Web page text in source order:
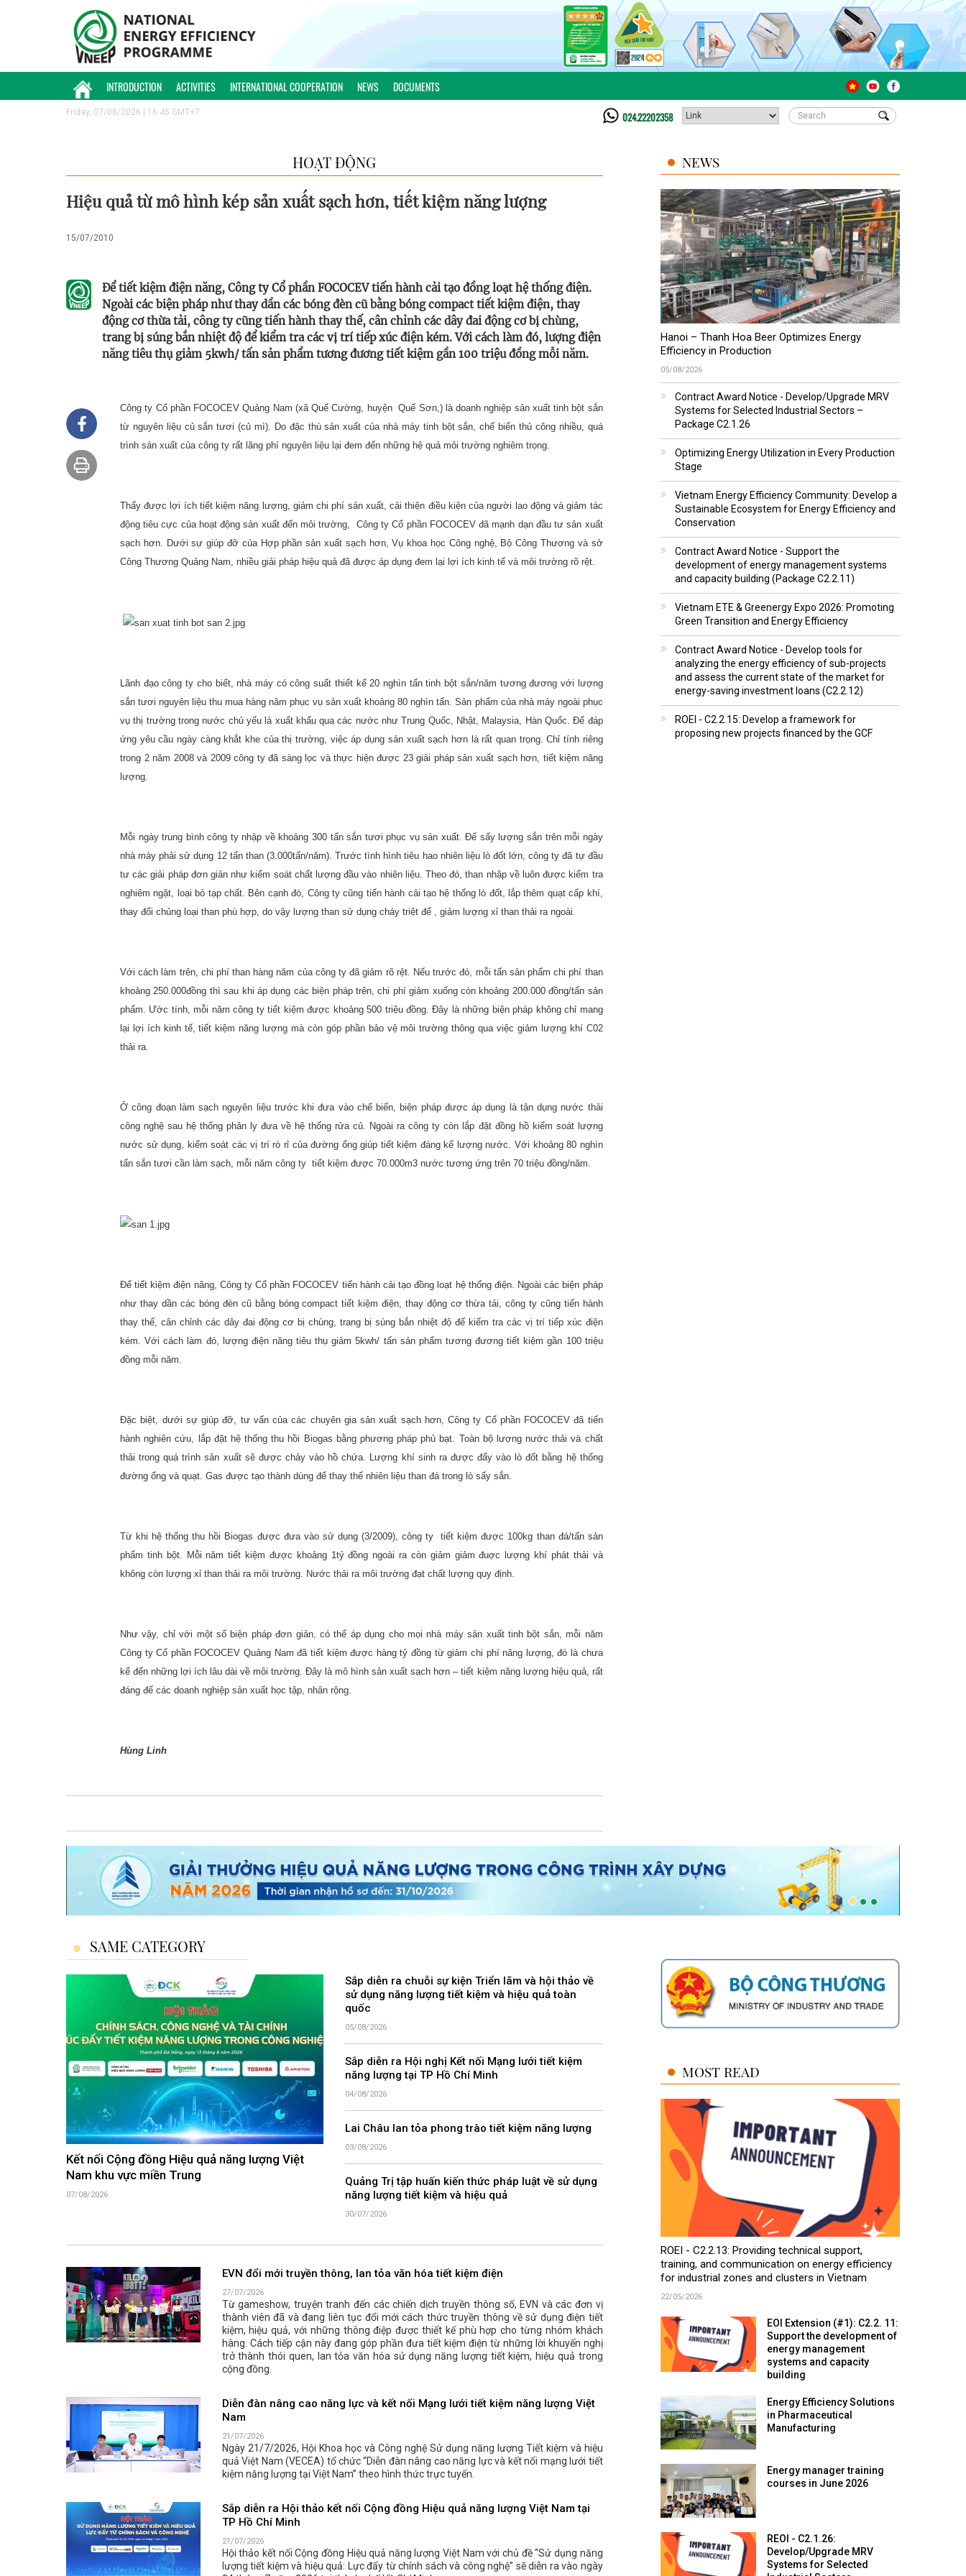
INTRODUCTION ACTIVITIES INTERNATIONAL COOPERATION NEWS DOCUMENTS
Friday, 07/08/2026 | 16:45 GMT+7 024.22202358
HOẠT ĐỘNG
Hiệu quả từ mô hình kép sản xuất sạch hơn, tiết kiệm năng lượng
15/07/2010
Để tiết kiệm điện năng, Công ty Cổ phần FOCOCEV tiến hành cải tạo đồng loạt hệ thống điện.
Ngoài các biện pháp như thay dần các bóng đèn cũ bằng bóng compact tiết kiệm điện, thay
động cơ thừa tải, công ty cũng tiến hành thay thế, cân chỉnh các dây đai động cơ bị chùng,
trang bị súng bắn nhiệt độ để kiểm tra các vị trí tiếp xúc điện kém. Với cách làm đó, lượng điện
năng tiêu thụ giảm 5kwh/ tấn sản phẩm tương đương tiết kiệm gần 100 triệu đồng mỗi năm.
Công ty Cổ phần FOCOCEV Quảng Nam (xã Quế Cường, huyện Quế Sơn,) là doanh nghiệp sản xuất tinh bột sắn
từ nguyên liệu củ sắn tươi (củ mì). Do đặc thù sản xuất của nhà máy tinh bột sắn, chế biến thủ công nhiều, quá
trình sản xuất của công ty rất lãng phí nguyên liệu lại đem đến những hệ quả môi trường nghiêm trọng.
Thấy được lợi ích tiết kiệm năng lượng, giảm chi phí sản xuất, cải thiện điều kiện của người lao động và giảm tác
động tiêu cực của hoạt động sản xuất đến môi trường,
Công ty Cổ phần FOCOCEV đã mạnh dạn đầu tư sản xuất
sạch hơn. Dưới sự giúp đỡ của Hợp phần sản xuất sạch hơn, Vụ khoa học Công nghệ, Bộ Công Thương và sở
Công Thương Quảng Nam, nhiều giải pháp hiệu quả đã được áp dụng đem lại lợi ích kinh tế và môi trường rõ rệt.
Lãnh đạo công ty cho biết, nhà máy có công suất thiết kế 20 nghìn tấn tinh bột sắn/năm tương đương với lượng
sắn tươi nguyên liệu thu mua hàng năm phục vụ sản xuất khoảng 80 nghìn tấn. Sản phẩm của nhà máy ngoài phục
vụ thị trường trong nước chủ yếu là xuất khẩu qua các nước như Trung Quốc, Nhật, Malaysia, Hàn Quốc. Để đáp
ứng yêu cầu ngày càng khắt khe của thị trường, việc áp dụng sản xuất sạch hơn là rất quan trọng. Chỉ tính riêng
trong 2 năm 2008 và 2009 công ty đã sàng lọc và thực hiện được 23 giải pháp sản xuất sạch hơn, tiết kiệm năng
lượng.
Mỗi ngày trung bình công ty nhập về khoảng 300 tấn sắn tươi phục vụ sản xuất. Để sấy lượng sắn trên mỗi ngày
nhà máy phải sử dụng 12 tấn than (3.000tấn/năm). Trước tình hình tiêu hao nhiên liệu lò đốt lớn, công ty đã tự đầu
tư các giải pháp đơn giản như kiểm soát chất lượng đầu vào nhiên liệu. Theo đó, than nhập về luôn được kiểm tra
nghiêm ngặt, loại bỏ tạp chất. Bên cạnh đó, Công ty cũng tiến hành cải tạo hệ thống lò đốt, lắp thêm quạt cấp khí,
thay đổi chủng loại than phù hợp, do vậy lượng than sử dụng cháy triệt để , giảm lượng xỉ than thải ra ngoài.
Với cách làm trên, chi phí than hàng năm của công ty đã giảm rõ rệt. Nếu trước đó, mỗi tấn sản phẩm chi phí than
khoảng 250.000đồng thì sau khi áp dụng các biện pháp trên, chi phí giảm xuống còn khoảng 200.000 đồng/tấn sản
phẩm. Ước tính, mỗi năm công ty tiết kiệm được khoảng 500 triệu đồng. Đây là những biện pháp không chỉ mang
lại lợi ích kinh tế, tiết kiệm năng lượng mà còn góp phần bảo vệ môi trường thông qua việc giảm lượng khí C02
thải ra.
Ở công đoạn làm sạch nguyên liệu trước khi đưa vào chế biến, biện pháp được áp dụng là tận dụng nước thải
công nghệ sau hệ thống phân ly đưa về hệ thống rửa củ. Ngoài ra công ty còn lắp đặt đồng hồ kiểm soát lượng
nước sử dụng, kiểm soát các vị trí rò rỉ của đường ống giúp tiết kiệm đáng kể lượng nước. Với khoảng 80 nghìn
tấn sắn tươi cần làm sạch, mỗi năm công ty tiết kiệm được 70.000m3 nước tương ứng trên 70 triệu đồng/năm.
Để tiết kiệm điện năng, Công ty Cổ phần FOCOCEV tiến hành cải tạo đồng loạt hệ thống điện. Ngoài các biện pháp
như thay dần các bóng đèn cũ bằng bóng compact tiết kiệm điện, thay động cơ thừa tải, công ty cũng tiến hành
thay thế, cân chỉnh các dây đai động cơ bị chùng, trang bị súng bắn nhiệt độ để kiểm tra các vị trí tiếp xúc điện
kém. Với cách làm đó, lượng điện năng tiêu thụ giảm 5kwh/ tấn sản phẩm tương đương tiết kiệm gần 100 triệu
đồng mỗi năm.
Đặc biệt, dưới sự giúp đỡ, tư vấn của các chuyên gia sản xuất sạch hơn, Công ty Cổ phần FOCOCEV đã tiến
hành nghiên cứu, lắp đặt hệ thống thu hồi Biogas bằng phương pháp phủ bạt. Toàn bộ lượng nước thải và chất
thải trong quá trình sản xuất sẽ được chảy vào hồ chứa. Lượng khí sinh ra được đẩy vào lò đốt bằng hệ thống
đường ống và quạt. Gas được tạo thành dùng để thay thế nhiên liệu than đá trong lò sấy sắn.
Từ khi hệ thống thu hồi Biogas được đưa vào sử dụng (3/2009), công ty
tiết kiệm được 100kg than đá/tấn sản
phẩm tinh bột. Mỗi năm tiết kiệm được khoảng 1tỷ đồng ngoài ra còn giảm giảm đuợc lượng khí phát thải và
không còn lượng xỉ than thải ra môi trường. Nước thải ra môi trường đạt chất lượng quy định.
Như vậy, chỉ với một số biện pháp đơn giản, có thể áp dụng cho mọi nhà máy sản xuất tinh bột sắn, mỗi năm
Công ty Cổ phần FOCOCEV Quảng Nam đã tiết kiệm được hàng tỷ đồng từ giảm chi phí năng lượng, đó là chưa
kể đến những lợi ích lâu dài về môi trường. Đây là mô hình sản xuất sạch hơn – tiết kiệm năng lượng hiệu quả, rất
đáng để các doanh nghiệp sản xuất học tập, nhân rộng.
Hùng Linh
NEWS
Hanoi – Thanh Hoa Beer Optimizes Energy
Efficiency in Production
05/08/2026
Contract Award Notice - Develop/Upgrade MRV
Systems for Selected Industrial Sectors –
Package C2.1.26
Optimizing Energy Utilization in Every Production
Stage
Vietnam Energy Efficiency Community: Develop a
Sustainable Ecosystem for Energy Efficiency and
Conservation
Contract Award Notice - Support the
development of energy management systems
and capacity building (Package C2.2.11)
Vietnam ETE & Greenergy Expo 2026: Promoting
Green Transition and Energy Efficiency
Contract Award Notice - Develop tools for
analyzing the energy efficiency of sub-projects
and assess the current state of the market for
energy-saving investment loans (C2.2.12)
ROEI - C2.2.15: Develop a framework for
proposing new projects financed by the GCF
SAME CATEGORY
Kết nối Cộng đồng Hiệu quả năng lượng Việt
Nam khu vực miền Trung
07/08/2026
Sắp diễn ra chuỗi sự kiện Triển lãm và hội thảo về
sử dụng năng lượng tiết kiệm và hiệu quả toàn
quốc
05/08/2026
Sắp diễn ra Hội nghị Kết nối Mạng lưới tiết kiệm
năng lượng tại TP Hồ Chí Minh
04/08/2026
Lai Châu lan tỏa phong trào tiết kiệm năng lượng
03/08/2026
Quảng Trị tập huấn kiến thức pháp luật về sử dụng
năng lượng tiết kiệm và hiệu quả
30/07/2026
EVN đổi mới truyền thông, lan tỏa văn hóa tiết kiệm điện
27/07/2026
Từ gameshow, truyện tranh đến các chiến dịch truyền thông số, EVN và các đơn vị
thành viên đã và đang liên tục đổi mới cách thức truyền thông về sử dụng điện tiết
kiệm, hiệu quả, với những thông điệp được thiết kế phù hợp cho từng nhóm khách
hàng. Cách tiếp cận này đang góp phần đưa tiết kiệm điện từ những lời khuyến nghị
trở thành thói quen, lan tỏa văn hóa sử dụng năng lượng tiết kiệm, hiệu quả trong
cộng đồng.
Diễn đàn nâng cao năng lực và kết nối Mạng lưới tiết kiệm năng lượng Việt
Nam
21/07/2026
Ngày 21/7/2026, Hội Khoa học và Công nghệ Sử dụng năng lượng Tiết kiệm và hiệu
quả Việt Nam (VECEA) tổ chức “Diễn đàn nâng cao năng lực và kết nối mạng lưới tiết
kiệm năng lượng tại Việt Nam” theo hình thức trực tuyến.
Sắp diễn ra Hội thảo kết nối Cộng đồng Hiệu quả năng lượng Việt Nam tại
TP Hồ Chí Minh
21/07/2026
Hội thảo kết nối Cộng đồng Hiệu quả năng lượng Việt Nam với chủ đề “Sử dụng năng
lượng tiết kiệm và hiệu quả: Lực đẩy từ chính sách và công nghệ” sẽ diễn ra vào ngày
MOST READ
ROEI - C2.2.13: Providing technical support,
training, and communication on energy efficiency
for industrial zones and clusters in Vietnam
22/05/2026
EOI Extension (#1): C2.2. 11:
Support the development of
energy management
systems and capacity
building
Energy Efficiency Solutions
in Pharmaceutical
Manufacturing
Energy manager training
courses in June 2026
REOI - C2.1.26:
Develop/Upgrade MRV
Systems for Selected